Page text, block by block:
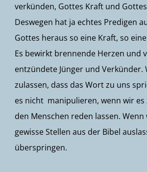
verkünden, Gottes Kraft und
Deswegen hat ja echtes Predigen
Gottes heraus so eine Kraft, so
Es bewirkt brennende Herzen und
entzündete Jünger und Verkünder.
zulassen, dass das Wort zu uns
es nicht manipulieren, wenn wir es
den Menschen reden lassen.
gewisse Stellen aus der Bibel
überspringen.